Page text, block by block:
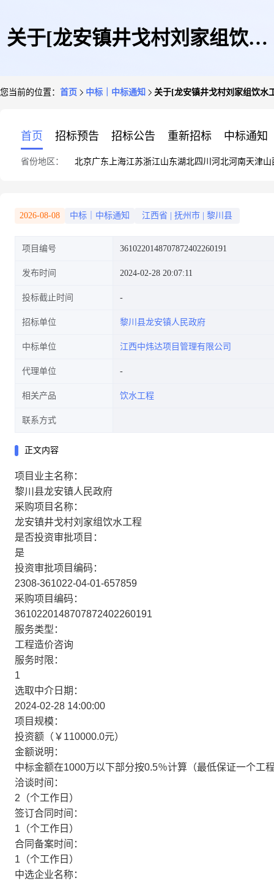
关于[龙安镇井戈村刘家组饮水
您当前的位置： 首页 中标｜中标通知 关于[龙安镇井戈村刘家组饮水
首页 招标预告 招标公告 重新招标 中标通知
省份地区： 北京广东 上海江苏浙江山东湖北四川 河北河南天津山
2026-08-08 中标｜中标通知 江西省 抚州市 黎川县
项目编号 3610220148707872402260191
发布时间 2024-02-28 20:07:11
投标截止时间
招标单位 黎川县龙安镇人民政府
中标单位 江西中炜达项目管理有限公司
代理单位
相关产品 饮水工程
联系方式
正文内容
项目业主名称：
黎川县龙安镇人民政府
采购项目名称：
龙安镇井戈村刘家组饮水工程
是否投资审批项目：
是
投资审批项目编码：
2308-361022-04-01-657859
采购项目编码：
3610220148707872402260191
服务类型：
工程造价咨询
服务时限：
1
选取中介日期：
2024-02-28 14:00:00
项目规模：
投资额（￥110000.0元）
金额说明：
中标金额在1000万以下部分按0.5％计算（最低保证一个工
洽谈时间：
2（个工作日）
签订合同时间：
1（个工作日）
合同备案时间：
1（个工作日）
中选企业名称：